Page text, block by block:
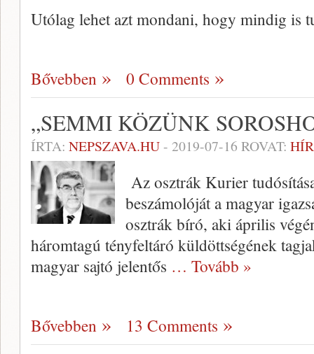
Utólag lehet azt mondani, hogy mindig is
Bővebben 0 Comments
„SEMMI KÖZÜNK
ÍRTA: NEPSZAVA.HU- 2019-07-16 ROVAT:
Az osztrák Kurier
beszámolóját a magyar
osztrák bíró, aki április
háromtagú tényfeltáró küldöttségének
magyar sajtó jelentős … Tovább »
Bővebben 13 Comments